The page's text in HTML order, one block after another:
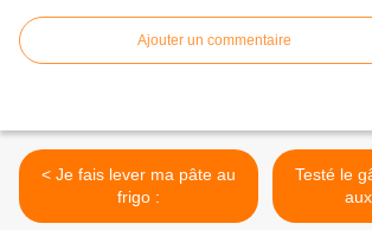
Ajouter un commentaire
< Je fais lever ma pâte au
frigo :
Testé le